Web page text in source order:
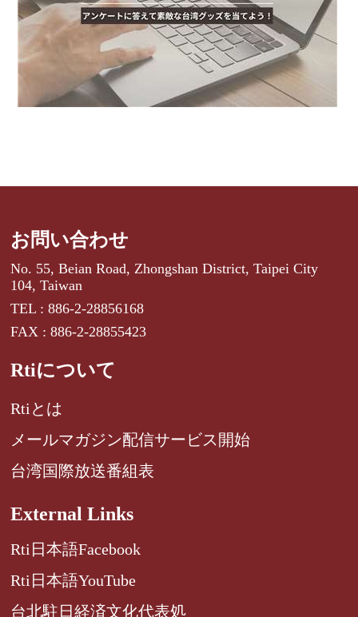
お問い合わせ
No. 55, Beian Road, Zhongshan District, Taipei City
104, Taiwan
TEL : 886-2-28856168
FAX : 886-2-28855423
Rtiについて
Rtiとは
メールマガジン配信サービス開始
台湾国際放送番組表
External Links
Rti日本語Facebook
Rti日本語YouTube
台北駐日経済文化代表処